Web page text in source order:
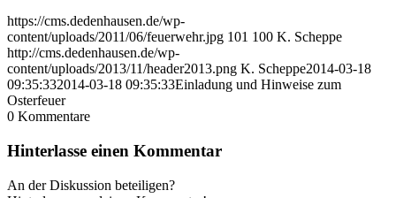
https://cms.dedenhausen.de/wp-
content/uploads/2011/06/feuerwehr.jpg 101 100 K. Scheppe
http://cms.dedenhausen.de/wp-
content/uploads/2013/11/header2013.png K. Scheppe2014-03-18
09:35:332014-03-18 09:35:33Einladung und Hinweise zum
Osterfeuer
0 Kommentare
Hinterlasse einen Kommentar
An der Diskussion beteiligen?